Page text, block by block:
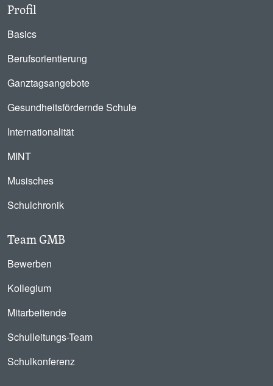
Profil
Basics
Berufsorientierung
Ganztagsangebote
Gesundheitsfördernde Schule
Internationalität
MINT
Musisches
Schulchronik
Team GMB
Bewerben
Kollegium
Mitarbeitende
Schulleitungs-Team
Schulkonferenz